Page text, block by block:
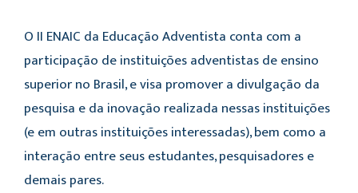
O II ENAIC da Educação Adventista conta com a
participação de instituições adventistas de ensino
superior no Brasil, e visa promover a divulgação da
pesquisa e da inovação realizada nessas instituições
(e em outras instituições interessadas), bem como a
interação entre seus estudantes, pesquisadores e
demais pares.